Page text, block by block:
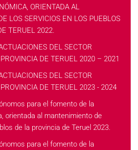
ORIENTADA AL
LOS SERVICIOS EN LOS PUEBLOS
TERUEL 2022.
DEL SECTOR
DE TERUEL 2020 – 2021
DEL SECTOR
DE TERUEL 2023 - 2024
para el fomento de la
orientada al mantenimiento de
de la provincia de Teruel 2023.
para el fomento de la